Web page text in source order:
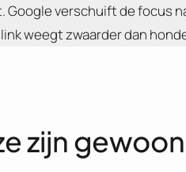
Google verschuift de focus
weegt zwaarder dan
zijn